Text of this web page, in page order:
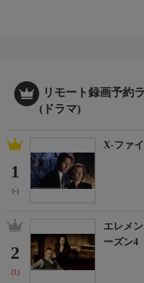
リモート録画予約
(ドラマ)
1
(-)
X-ファ
2
(1)
エレメ
ーズン4